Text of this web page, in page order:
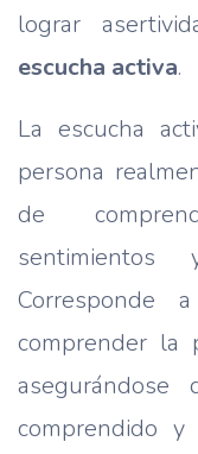
lograr
escucha activa.
La escucha
persona
de
Corresponde
comprender la
comprendido